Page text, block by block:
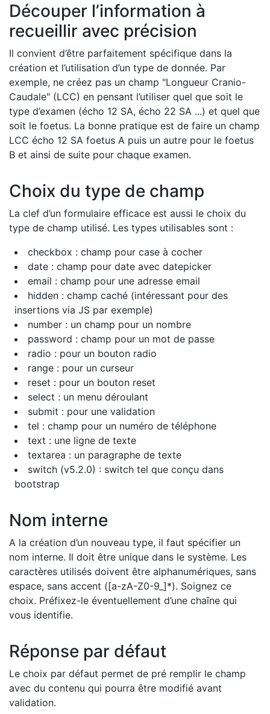
Découper l’information à
recueillir avec précision
Il convient d’être parfaitement spécifique dans la
création et l’utilisation d’un type de donnée. Par
exemple, ne créez pas un champ "Longueur Cranio-
Caudale" (LCC) en pensant l’utiliser quel que soit le
type d’examen (écho 12 SA, écho 22 SA ...) et quel que
soit le foetus. La bonne pratique est de faire un champ
LCC écho 12 SA foetus A puis un autre pour le foetus
B et ainsi de suite pour chaque examen.
Choix du type de champ
La clef d’un formulaire efficace est aussi le choix du
type de champ utilisé. Les types utilisables sont :
checkbox : champ pour case à cocher
date : champ pour date avec datepicker
email : champ pour une adresse email
hidden : champ caché (intéressant pour des
insertions via JS par exemple)
number : un champ pour un nombre
password : champ pour un mot de passe
radio : pour un bouton radio
range : pour un curseur
reset : pour un bouton reset
select : un menu déroulant
submit : pour une validation
tel : champ pour un numéro de téléphone
text : une ligne de texte
textarea : un paragraphe de texte
switch (v5.2.0) : switch tel que conçu dans
bootstrap
Nom interne
A la création d’un nouveau type, il faut spécifier un
nom interne. Il doit être unique dans le système. Les
caractères utilisés doivent être alphanumériques, sans
espace, sans accent ([a-zA-Z0-9_]*). Soignez ce
choix. Préfixez-le éventuellement d’une chaîne qui
vous identifie.
Réponse par défaut
Le choix par défaut permet de pré remplir le champ
avec du contenu qui pourra être modifié avant
validation.